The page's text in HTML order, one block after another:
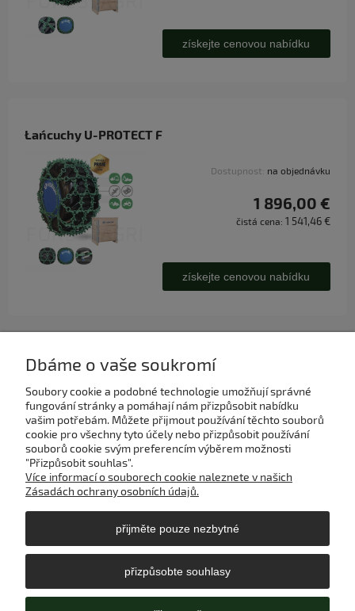
získejte cenovou nabídku
Łańcuchy U-PROTECT F
Dostupnost: na objednávku
1 896,00 €
čistá cena: 1 541,46 €
získejte cenovou nabídku
Můj účet
Platba a doručení
Nápověda
Informace
Dbáme o vaše soukromí
Soubory cookie a podobné technologie umožňují správné
fungování stránky a pomáhají nám přizpůsobit nabídku
vašim potřebám. Můžete přijmout používání těchto souborů
cookie pro všechny tyto účely nebo přizpůsobit používání
souborů cookie svým preferencím výběrem možnosti
"Přizpůsobit souhlas".
Více informací o souborech cookie naleznete v našich
Zásadách ochrany osobních údajů.
přijměte pouze nezbytné
přizpůsobte souhlasy